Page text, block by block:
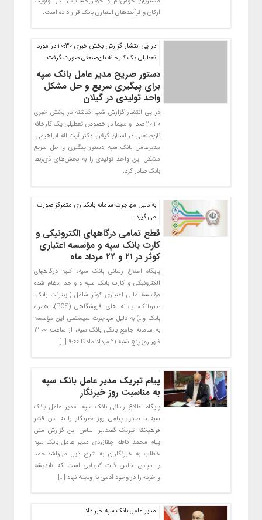
ارکان و فرآیندهای اعتباری بانک قرار داده است.
در پی انتشار گزارش بخش خبری 20:30 در مورد
تعطیلی یک کارخانه نان‌صنعتی صورت گرفت؛
دستور صریح مدیر عامل بانک سپه
برای پیگیری سریع و حل مشکل
واحد تولیدی در گیلان
در پی انتشار گزارش شب گذشته در بخش خبری
20:30 صدا و سیما در خصوص تعطیلی یک کارخانه
نان‌صنعتی در استان گیلان، دکتر آیت اله ابراهیمی،
مدیرعامل بانک سپه دستور پیگیری و حل سریع
مشکل این واحد تولیدی را به بخش‌های ذی‌ربط
بانک صادر کرد.
به دلیل مهاجرت سامانه بانکداری متمرکز صورت
می گیرد:
قطع تمامی درگاههای الکترونیکی و
کارت بانک سپه و مؤسسه اعتباری
کوثر در ۲۱ و ۲۲ مرداد ماه
پایگاه اطلاع رسانی بانک سپه: کلیه درگاههای
الکترونیکی و کارت بانک سپه و واحد ادغام شده
مؤسسه مالی اعتباری کوثر شامل (اینترنت بانک،
عابربانک، پایانه های فروشگاهی (POS)، همراه
بانک و…) به دلیل مهاجرت سیستمی این مؤسسه
به سامانه جامع بانکی بانک سپه، از ساعت ۱۲:۰۰
ظهر روز پنج شنبه ۲۱ مرداد ماه تا ۹:۰۰ […]
پیام تبریک مدیر عامل بانک سپه
به مناسبت روز خبرنگار
پایگاه اطلاع رسانی بانک سپه: مدیر عامل بانک
سپه با صدور پیامی روز خبرنگار را به این قشر
فرهیخته تبریک گفت.بر اساس این گزارش متن
پیام محمد کاظم چقازردی مدیر عامل بانک سپه
خطاب به خبرنگاران به شرح ذیل می‌باشد.حمد
و سپاس خاص ذات کبریایی است که «اندیشه
و خرد» را در وجود آدمی به ودیعه نهاد […]
مدیر عامل بانک سپه خبر داد